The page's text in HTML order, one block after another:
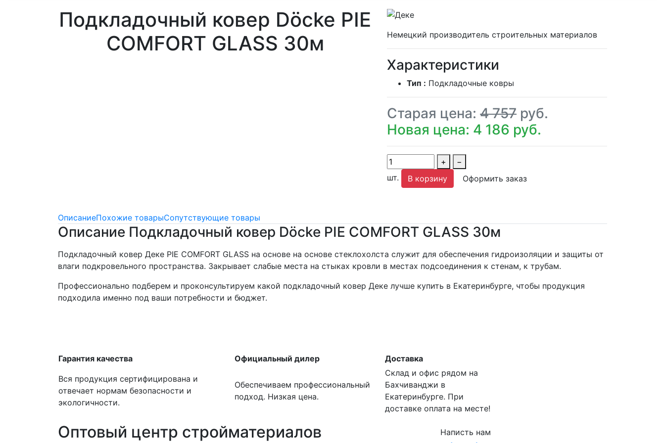
Подкладочный ковер Döcke PIE
COMFORT GLASS 30м
Немецкий производитель строительных материалов
Характеристики
Тип : Подкладочные ковры
Старая цена: 4 757 руб.
Новая цена: 4 186 руб.
+
−
шт.
В корзину Оформить заказ
ОписаниеПохожие товарыСопутствующие товары
Описание Подкладочный ковер Döcke PIE COMFORT GLASS 30м
Подкладочный ковер Деке PIE COMFORT GLASS на основе на основе cтеклохолста служит для обеспечения гидроизоляции и защиты от
влаги подкровельного пространства. Закрывает слабые места на стыках кровли в местах подсоединения к стенам, к трубам.
Профессионально подберем и проконсультируем какой подкладочный ковер Деке лучше купить в Екатеринбурге, чтобы продукция
подходила именно под ваши потребности и бюджет.
Гарантия качества Официальный дилер Доставка
Вся продукция сертифицирована и
отвечает нормам безопасности и
экологичности.
Обеспечиваем профессиональный
подход. Низкая цена.
Склад и офис рядом на
Бахчиванджи в
Екатеринбурге. При
доставке оплата на месте!
Оптовый центр стройматериалов Написть нам